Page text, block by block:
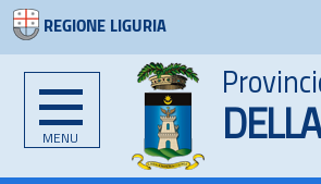
REGIONE LIGURIA
MENU